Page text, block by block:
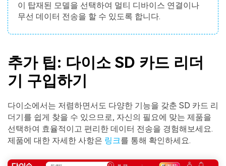
이 탑재된 모델을 선택하여 멀티 디바이스 연결이나
무선 데이터 전송을 할 수 있도록 합니다.
추가 팁: 다이소 SD 카드 리더
기 구입하기
다이소에서는 저렴하면서도 다양한 기능을 갖춘 SD 카드 리
더기를 쉽게 찾을 수 있으므로, 자신의 필요에 맞는 제품을
선택하여 효율적이고 편리한 데이터 전송을 경험해보세요.
제품에 대한 자세한 사항은 링크를 통해 확인하세요.